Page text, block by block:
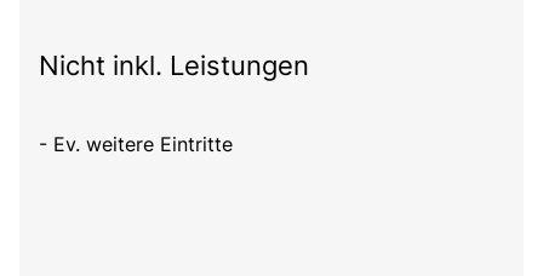
Nicht inkl. Leistungen
- Ev. weitere Eintritte